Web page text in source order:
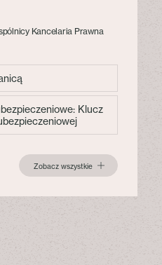
Kancelaria Prawna
Klucz
Zobacz wszystkie